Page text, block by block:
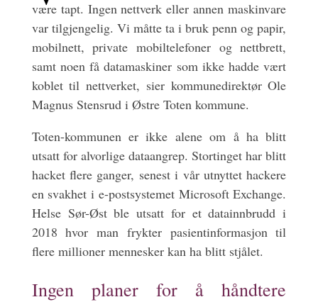
være tapt. Ingen nettverk eller annen maskinvare
var tilgjengelig. Vi måtte ta i bruk penn og papir,
mobilnett, private mobiltelefoner og nettbrett,
samt noen få datamaskiner som ikke hadde vært
koblet til nettverket, sier kommunedirektør Ole
Magnus Stensrud i Østre Toten kommune.
Toten-kommunen er ikke alene om å ha blitt
utsatt for alvorlige dataangrep. Stortinget har blitt
hacket flere ganger, senest i vår utnyttet hackere
en svakhet i e-postsystemet Microsoft Exchange.
Helse Sør-Øst ble utsatt for et datainnbrudd i
2018 hvor man frykter pasientinformasjon til
flere millioner mennesker kan ha blitt stjålet.
Ingen planer for å håndtere